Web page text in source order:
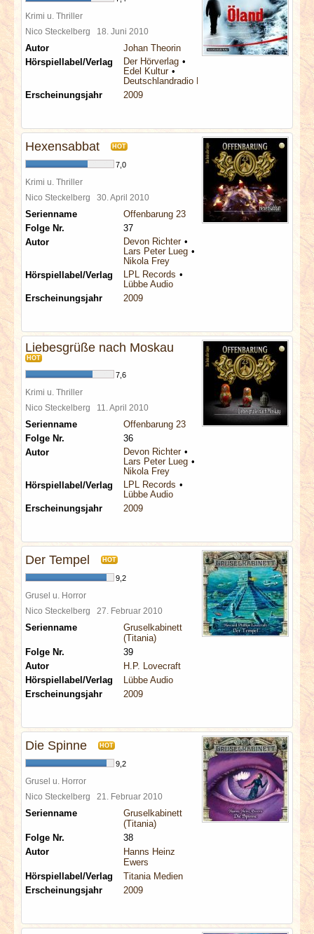
Krimi u. Thriller
Nico Steckelberg 18. Juni 2010
Autor
Johan Theorin
Hörspiellabel/Verlag
Der Hörverlag
Edel Kultur
Deutschlandradio Kultur
Erscheinungsjahr
2009
Hexensabbat HOT
7,0
Krimi u. Thriller
Nico Steckelberg 30. April 2010
Serienname
Offenbarung 23
Folge Nr.
37
Autor
Devon Richter
Lars Peter Lueg
Nikola Frey
Hörspiellabel/Verlag
LPL Records
Lübbe Audio
Erscheinungsjahr
2009
Liebesgrüße nach Moskau
HOT
7,6
Krimi u. Thriller
Nico Steckelberg 11. April 2010
Serienname
Offenbarung 23
Folge Nr.
36
Autor
Devon Richter
Lars Peter Lueg
Nikola Frey
Hörspiellabel/Verlag
LPL Records
Lübbe Audio
Erscheinungsjahr
2009
Der Tempel HOT
9,2
Grusel u. Horror
Nico Steckelberg 27. Februar 2010
Serienname
Gruselkabinett
(Titania)
Folge Nr.
39
Autor
H.P. Lovecraft
Hörspiellabel/Verlag
Lübbe Audio
Erscheinungsjahr
2009
Die Spinne HOT
9,2
Grusel u. Horror
Nico Steckelberg 21. Februar 2010
Serienname
Gruselkabinett
(Titania)
Folge Nr.
38
Autor
Hanns Heinz
Ewers
Hörspiellabel/Verlag
Titania Medien
Erscheinungsjahr
2009